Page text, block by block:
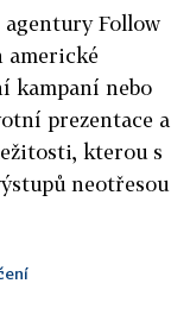
agentury Follow
americké
kampaní nebo
prezentace a
kterou s
neotřesou